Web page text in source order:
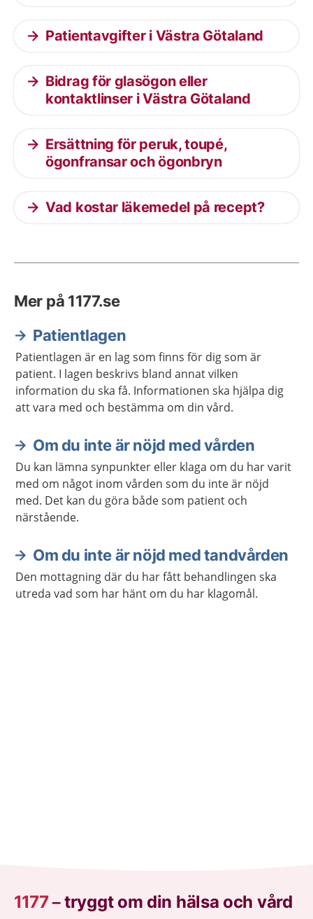
Patientavgifter i Västra Götaland
Bidrag för glasögon eller
kontaktlinser i Västra Götaland
Ersättning för peruk, toupé,
ögonfransar och ögonbryn
Vad kostar läkemedel på recept?
Mer på 1177.se
Patientlagen
Patientlagen är en lag som finns för dig som är
patient. I lagen beskrivs bland annat vilken
information du ska få. Informationen ska hjälpa dig
att vara med och bestämma om din vård.
Om du inte är nöjd med vården
Du kan lämna synpunkter eller klaga om du har varit
med om något inom vården som du inte är nöjd
med. Det kan du göra både som patient och
närstående.
Om du inte är nöjd med tandvården
Den mottagning där du har fått behandlingen ska
utreda vad som har hänt om du har klagomål.
1177–tryggt om din hälsa och vård